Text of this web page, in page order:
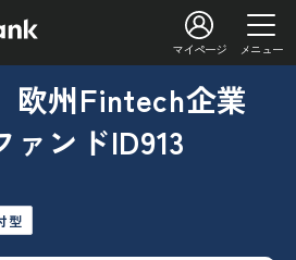
マイページ メニュー
欧州Fintech企業
ァンドID913
型